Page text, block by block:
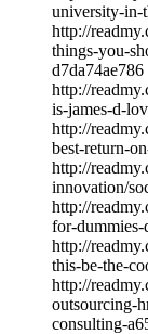
university-in-
http://
things-you-
d7da74ae786
http://
is-james-d-
http://
best-return-
http://
innovation/
http://
for-
http://
this-be-the-
http://
outsourcing-
consulting-